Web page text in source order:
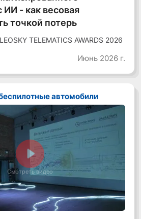
ИИ - как весовая
точкой потерь
TELEMATICS AWARDS 2026
Июнь 2026 г.
автомобили
Смотреть видео